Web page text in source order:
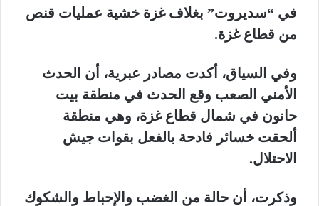
في “سديروت” بغلاف غزة خشية عمليات قنص
من قطاع غزة.
وفي السياق، أكدت مصادر عبرية، أن الحدث
الأمني الصعب وقع الحدث في منطقة بيت
حانون في شمال قطاع غزة، وهي منطقة
ألحقت خسائر فادحة بالفعل بقوات جيش
الاحتلال.
وذكرت، أن حالة من الغضب والإحباط والشكوك